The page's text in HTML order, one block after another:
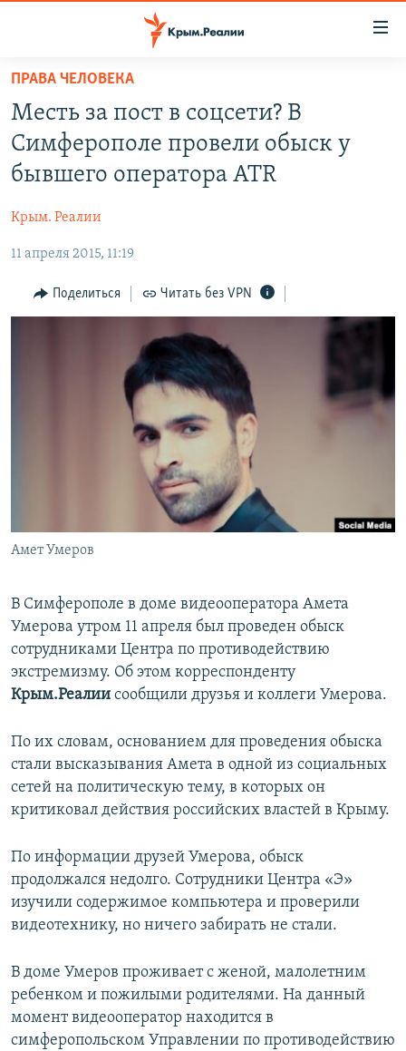
Вернуться
основному
содержанию
Вернутся
главной
навигации
Вернутся
поиску
СПЕЦПРОЕКТЫ
ВОДА
ЕЩЕ
ИНТЕРАКТИВ
ИНФОГРАФИКА
СОВЕТЫ ПРАВОЗАЩИТНИКОВ
ПРОПАВШИЕ БЕЗ ВЕСТИ
ПОБЕДИТЕЛЕЙ НЕ СУДЯТ?
КРЫМ.НЕПОКОРЕННЫЙ
УКРАИНСКАЯ ПРОБЛЕМА КРЫМА
РАДІО СВОБОДА
КАК ОБОЙТИ БЛОКИРОВКУ
Все сайты RFE/RL
ПРАВА ЧЕЛОВЕКА
Месть за пост в соцсети? В
Симферополе провели обыск у
бывшего оператора ATR
Крым. Реалии
11 апреля 2015, 11:19
Поделиться Читать без VPN
Амет Умеров
В Симферополе в доме видеооператора Амета
Умерова утром 11 апреля был проведен обыск
сотрудниками Центра по противодействию
экстремизму. Об этом корреспонденту
Крым.Реалии сообщили друзья и коллеги Умерова.
По их словам, основанием для проведения обыска
стали высказывания Амета в одной из социальных
сетей на политическую тему, в которых он
критиковал действия российских властей в Крыму.
По информации друзей Умерова, обыск
продолжался недолго. Сотрудники Центра «Э»
изучили содержимое компьютера и проверили
видеотехнику, но ничего забирать не стали.
В доме Умеров проживает с женой, малолетним
ребенком и пожилыми родителями. На данный
момент видеооператор находится в
симферопольском Управлении по противодействию